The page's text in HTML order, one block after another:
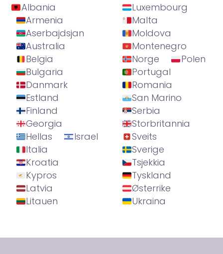
Albania
Armenia
Aserbajdsjan
Australia
Belgia
Bulgaria
Danmark
Estland
Finland
Georgia
Hellas
Israel
Italia
Kroatia
Kypros
Latvia
Litauen
Luxembourg
Malta
Moldova
Montenegro
Norge
Polen
Portugal
Romania
San Marino
Serbia
Storbritannia
Sveits
Sverige
Tsjekkia
Tyskland
Østerrike
Ukraina